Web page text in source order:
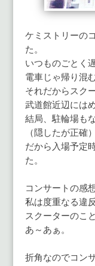
ケミストリーの
た。
いつものごとく
電車じゃ帰り混
それだからスク
武道館近辺には
結局、駐輪場も
（隠したが正確
だから入場予定
た。
コンサートの感
私は度重なる違
スクーターのこ
あ～あぁ。
折角なのでコン